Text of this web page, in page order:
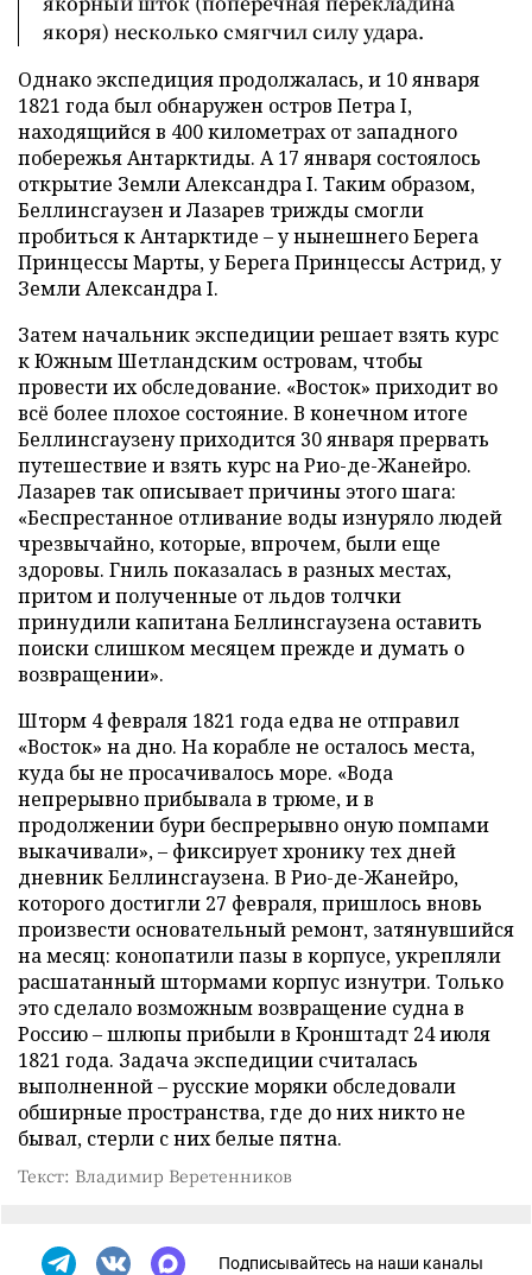
якоря) несколько смягчил силу удара.
Однако экспедиция продолжалась, и 10 января
1821 года был обнаружен остров Петра I,
находящийся в 400 километрах от западного
побережья Антарктиды. А 17 января состоялось
открытие Земли Александра I. Таким образом,
Беллинсгаузен и Лазарев трижды смогли
пробиться к Антарктиде – у нынешнего Берега
Принцессы Марты, у Берега Принцессы Астрид, у
Земли Александра I.
Затем начальник экспедиции решает взять курс
к Южным Шетландским островам, чтобы
провести их обследование. «Восток» приходит во
всё более плохое состояние. В конечном итоге
Беллинсгаузену приходится 30 января прервать
путешествие и взять курс на Рио-де-Жанейро.
Лазарев так описывает причины этого шага:
«Беспрестанное отливание воды изнуряло людей
чрезвычайно, которые, впрочем, были еще
здоровы. Гниль показалась в разных местах,
притом и полученные от льдов толчки
принудили капитана Беллинсгаузена оставить
поиски слишком месяцем прежде и думать о
возвращении».
Шторм 4 февраля 1821 года едва не отправил
«Восток» на дно. На корабле не осталось места,
куда бы не просачивалось море. «Вода
непрерывно прибывала в трюме, и в
продолжении бури беспрерывно оную помпами
выкачивали», – фиксирует хронику тех дней
дневник Беллинсгаузена. В Рио-де-Жанейро,
которого достигли 27 февраля, пришлось вновь
произвести основательный ремонт, затянувшийся
на месяц: конопатили пазы в корпусе, укрепляли
расшатанный штормами корпус изнутри. Только
это сделало возможным возвращение судна в
Россию – шлюпы прибыли в Кронштадт 24 июля
1821 года. Задача экспедиции считалась
выполненной – русские моряки обследовали
обширные пространства, где до них никто не
бывал, стерли с них белые пятна.
Текст: Владимир Веретенников
Подписывайтесь на наши каналы